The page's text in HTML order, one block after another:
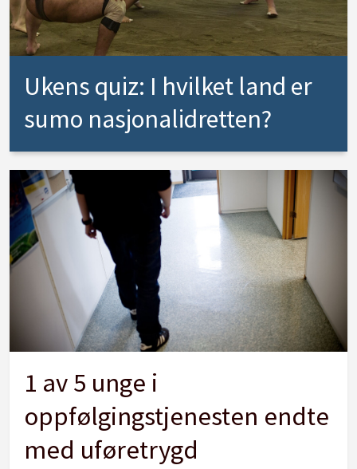
Ukens quiz: I hvilket land er
sumo nasjonalidretten?
1 av 5 unge i
oppfølgingstjenesten endte
med uføretrygd